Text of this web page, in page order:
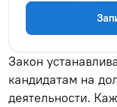
Закон
кандидатам на
деятельности.